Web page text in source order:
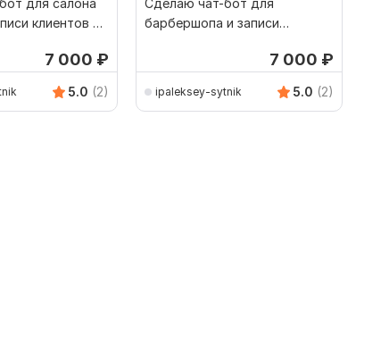
для салона
клиентов в
7 000 ₽
5.0 (2)
Сделаю чат-бот для
барбершопа и записи
7 000 ₽
ipaleksey-sytnik 5.0 (2)